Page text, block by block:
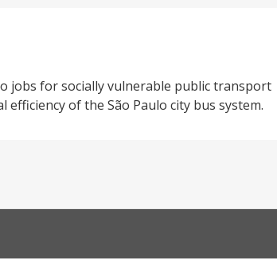
jobs for socially vulnerable public transport
of the São Paulo city bus system.